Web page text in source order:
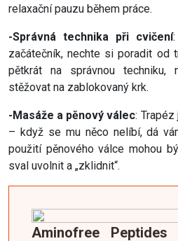
relaxační pauzu během práce.
-Správná technika při cvičení
začátečník, nechte si poradit od
pětkrát na správnou
stěžovat na zablokovaný krk.
-Masáže a pěnový válec: Trapéz
– když se mu něco nelíbí, dá
použití pěnového válce mohou
sval uvolnit a „zklidnit“.
Aminofree